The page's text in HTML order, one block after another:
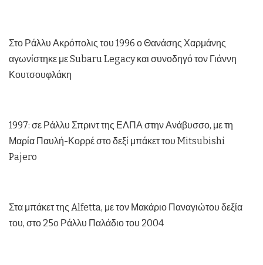
Στο Ράλλυ Ακρόπολις του 1996 ο Θανάσης Χαρμάνης
αγωνίστηκε με Subaru Legacy και συνοδηγό τον Γιάννη
Κουτσουφλάκη
1997: σε Ράλλυ Σπριντ της ΕΛΠΑ στην Ανάβυσσο, με τη
Μαρία Παυλή-Κορρέ στο δεξί μπάκετ του Mitsubishi
Pajero
Στα μπάκετ της Alfetta, με τον Μακάριο Παναγιώτου δεξία
του, στο 25o Ράλλυ Παλάδιο του 2004